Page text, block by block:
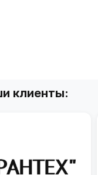
клиенты: